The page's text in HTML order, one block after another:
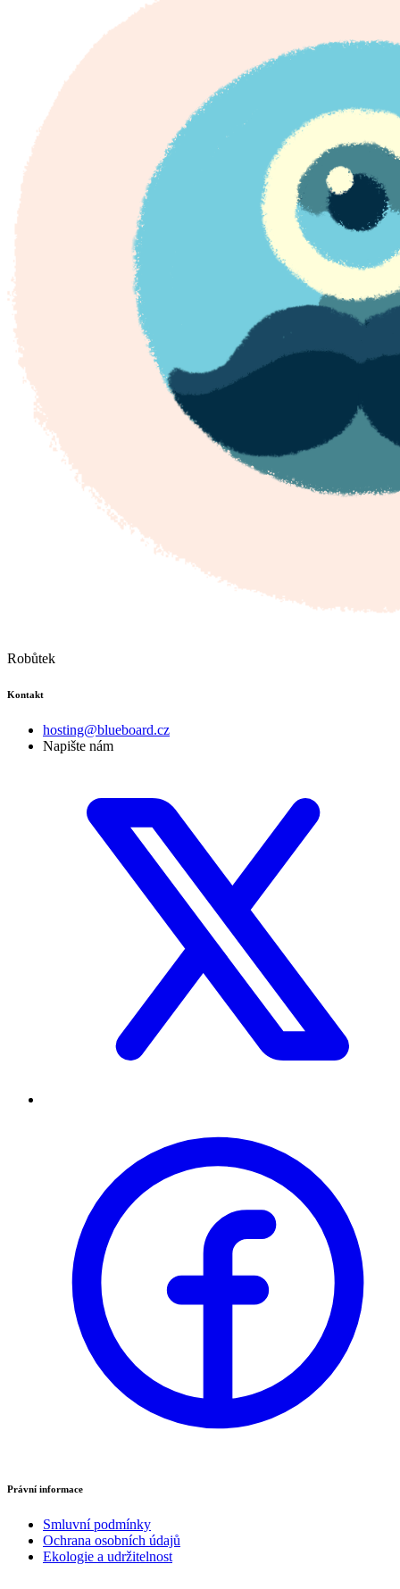
Robůtek
Kontakt
hosting@blueboard.cz
Napište nám
Právní informace
Smluvní podmínky
Ochrana osobních údajů
Ekologie a udržitelnost